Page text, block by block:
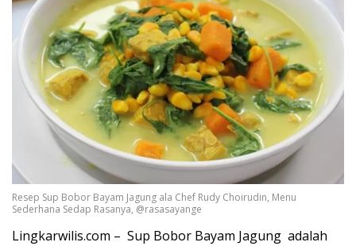
Resep Sup Bobor Bayam Jagung ala Chef Rudy Choirudin, Menu
Sederhana Sedap Rasanya, @rasasayange
Lingkarwilis.com – Sup Bobor Bayam Jagung adalah